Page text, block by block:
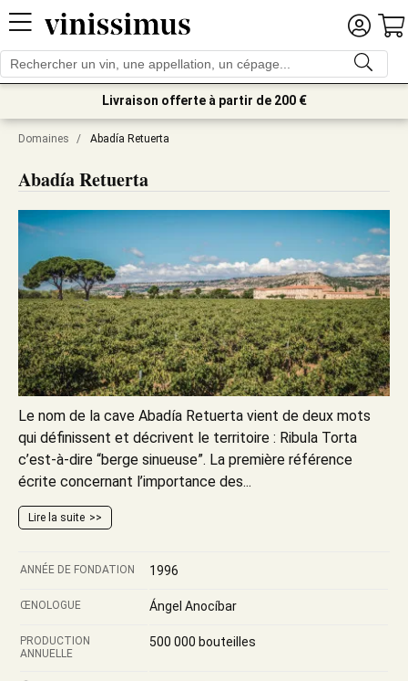
Livraison offerte à partir de 200 €
Domaines / Abadía Retuerta
Abadía Retuerta
Le nom de la cave Abadía Retuerta vient de deux mots
qui définissent et décrivent le territoire : Ribula Torta
c’est-à-dire “berge sinueuse”. La première référence
écrite concernant l’importance des...
Lire la suite
ANNÉE DE FONDATION 1996
ŒNOLOGUE Ángel Anocíbar
PRODUCTION
ANNUELLE
500 000 bouteilles